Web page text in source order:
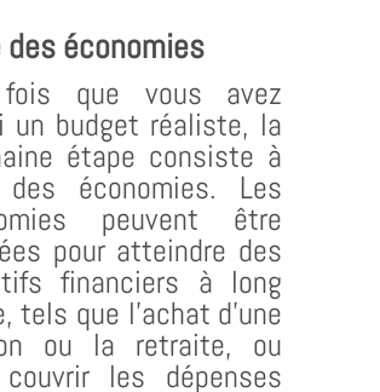
des économies
que vous avez
un budget réaliste, la
étape consiste à
économies. Les
peuvent être
pour atteindre des
financiers à long
tels que l’achat d’une
ou la retraite, ou
les dépenses